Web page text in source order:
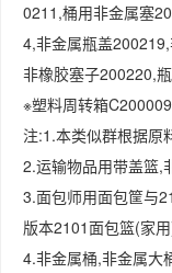
0211,桶用非金属塞
4,非金属瓶盖
非橡胶塞子200220,
※塑料周转箱
注:1.本类似群根据原
2.运输物品用带盖篮,
3.面包师用面包筐与
版本2101面包篮(家
4.非金属桶,非金属大